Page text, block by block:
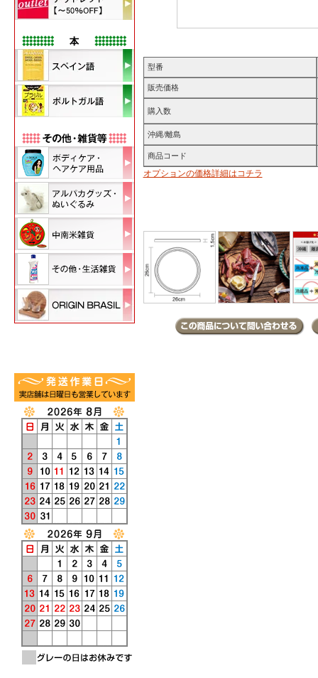
型番
販売価格
購入数
沖縄/離島
商品コード
オプションの価格詳細はコチラ